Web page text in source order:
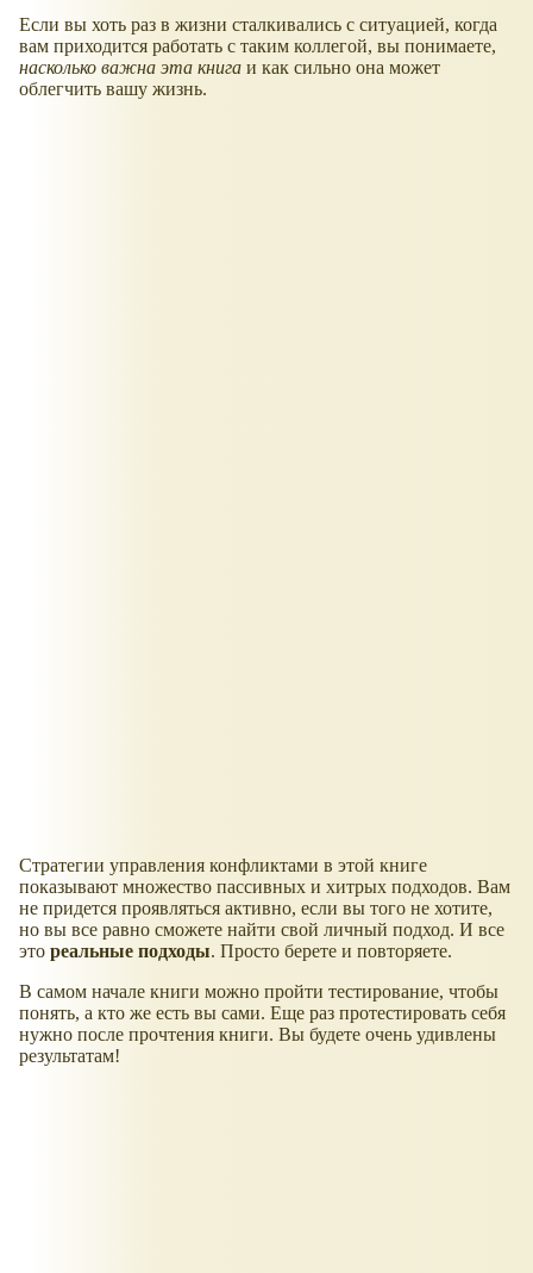
Если вы хоть раз в жизни сталкивались с ситуацией, когда
вам приходится работать с таким коллегой, вы понимаете,
насколько важна эта книга и как сильно она может
облегчить вашу жизнь.
Стратегии управления конфликтами в этой книге
показывают множество пассивных и хитрых подходов. Вам
не придется проявляться активно, если вы того не хотите,
но вы все равно сможете найти свой личный подход. И все
это реальные подходы. Просто берете и повторяете.
В самом начале книги можно пройти тестирование, чтобы
понять, а кто же есть вы сами. Еще раз протестировать себя
нужно после прочтения книги. Вы будете очень удивлены
результатам!